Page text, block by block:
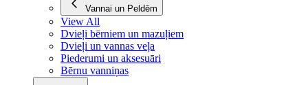
Vannai un Peldēm
View All
Dvieļi bērniem un mazuļiem
Dvieļi un vannas veļa
Piederumi un aksesuāri
Bērnu vanniņas